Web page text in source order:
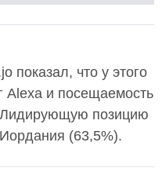
показал, что у этого
Alexa и посещаемость
Лидирующую позицию
(63,5%).